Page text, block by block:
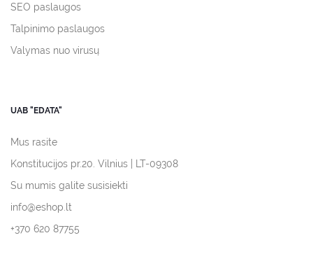
SEO paslaugos
Talpinimo paslaugos
Valymas nuo virusų
UAB "EDATA"
Mus rasite
Konstitucijos pr.20. Vilnius | LT-09308
Su mumis galite susisiekti
info@eshop.lt
+370 620 87755